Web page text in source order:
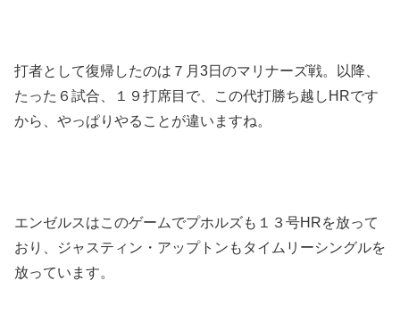
打者として復帰したのは７月3日のマリナーズ戦。以降、
たった６試合、１９打席目で、この代打勝ち越しHRです
から、やっぱりやることが違いますね。
エンゼルスはこのゲームでプホルズも１３号HRを放って
おり、ジャスティン・アップトンもタイムリーシングルを
放っています。